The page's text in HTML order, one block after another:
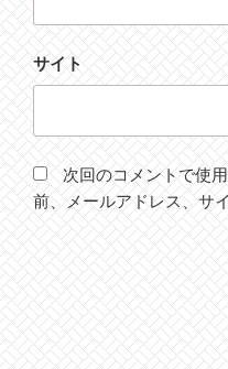
サイト
次回のコメントで使
前、メールアドレス、サ